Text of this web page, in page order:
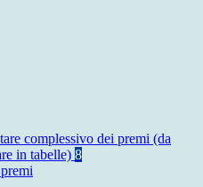
complessivo dei premi (da
in tabelle) 8